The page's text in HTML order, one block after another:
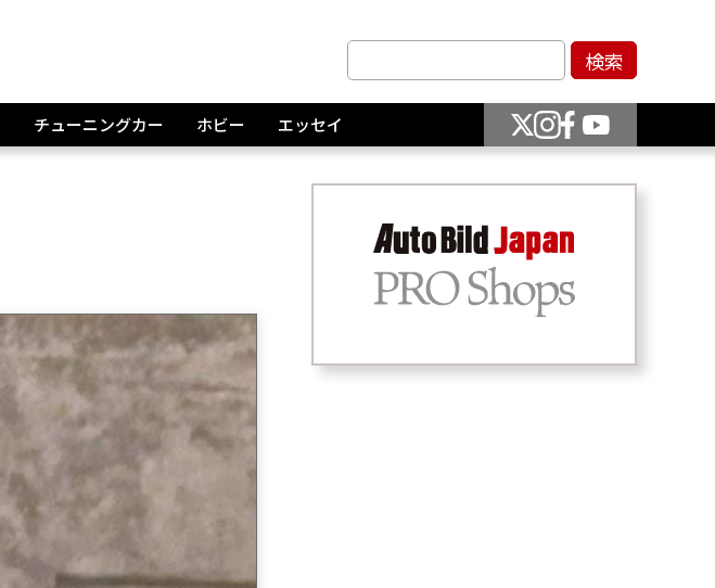
チューニングカー ホビー エッセイ